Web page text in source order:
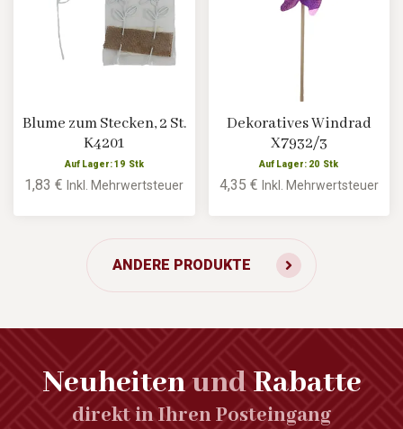
Blume zum Stecken, 2 St.
K4201
Auf Lager: 19 Stk
1,83 €Inkl. Mehrwertsteuer
Dekoratives Windrad
X7932/3
Auf Lager: 20 Stk
4,35 € Inkl. Mehrwertsteuer
ANDERE PRODUKTE
NeuheitenundRabatte
direkt in Ihren Posteingang